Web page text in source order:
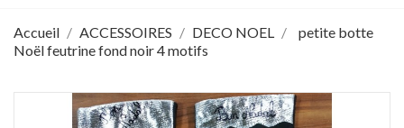
Accueil ACCESSOIRES DECO NOEL
petite botte
Noël feutrine fond noir 4 motifs